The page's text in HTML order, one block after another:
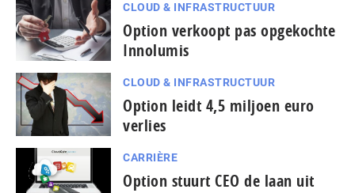
CLOUD & INFRASTRUCTUUR
Option verkoopt pas opgekochte
Innolumis
CLOUD & INFRASTRUCTUUR
Option leidt 4,5 miljoen euro
verlies
CARRIÈRE
Option stuurt CEO de laan uit